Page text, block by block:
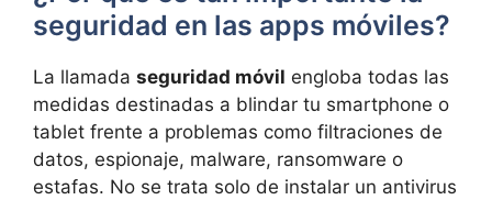
seguridad en las apps móviles?
La llamada seguridad móvil engloba todas las
medidas destinadas a blindar tu smartphone o
tablet frente a problemas como filtraciones de
datos, espionaje, malware, ransomware o
estafas. No se trata solo de instalar un antivirus